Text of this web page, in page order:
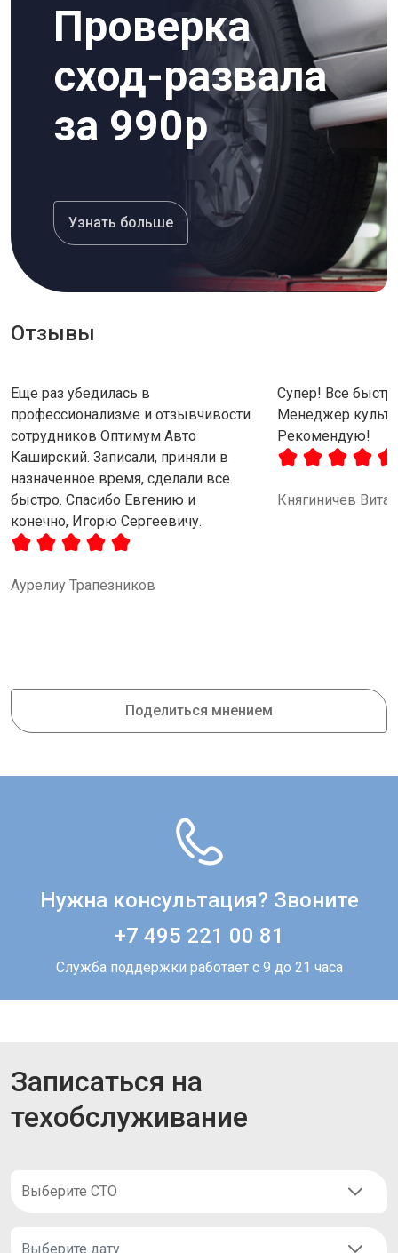
Отзывы
Еще раз убедилась в
профессионализме и отзывчивости
сотрудников Оптимум Авто
Каширский. Записали, приняли в
назначенное время, сделали все
быстро. Спасибо Евгению и
конечно, Игорю Сергеевичу.
Аурелиу Трапезников
Супер! Все
Менеджер
Рекомендую!
Княгиничев
Поделиться мнением
Проверка
сход-развала
за 990р
Узнать больше
Нужна консультация? Звоните
+7 495 221 00 81
Служба поддержки работает с 9 до 21 часа
Записаться на
техобслуживание